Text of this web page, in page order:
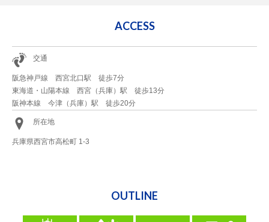
ACCESS
交通
阪急神戸線 西宮北口駅 徒歩7分
東海道・山陽本線 西宮（兵庫）駅 徒歩13分
阪神本線 今津（兵庫）駅 徒歩20分
所在地
兵庫県西宮市高松町 1-3
OUTLINE